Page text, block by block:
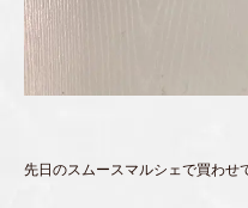
先日のスムースマルシェで買わせ